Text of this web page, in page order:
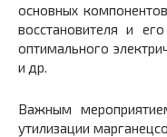
основных
восстановителя и
оптимального
и др.
Важным
утилизации